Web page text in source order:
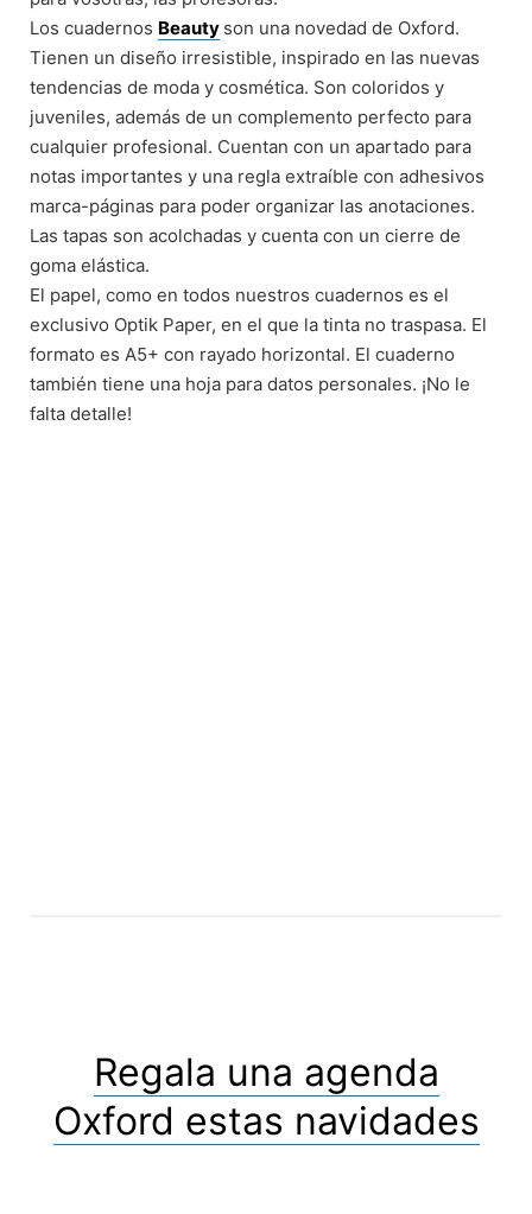
Los cuadernos Beauty son una novedad de Oxford.
Tienen un diseño irresistible, inspirado en las nuevas
tendencias de moda y cosmética. Son coloridos y
juveniles, además de un complemento perfecto para
cualquier profesional. Cuentan con un apartado para
notas importantes y una regla extraíble con adhesivos
marca-páginas para poder organizar las anotaciones.
Las tapas son acolchadas y cuenta con un cierre de
goma elástica.
El papel, como en todos nuestros cuadernos es el
exclusivo Optik Paper, en el que la tinta no traspasa. El
formato es A5+ con rayado horizontal. El cuaderno
también tiene una hoja para datos personales. ¡No le
falta detalle!
Regala una agenda
Oxford estas navidades